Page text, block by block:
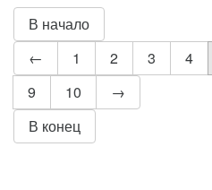
В начало
←
1 2 3 4
9
10
→
В конец